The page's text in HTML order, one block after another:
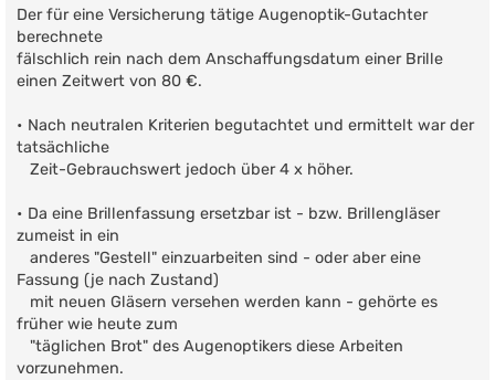
Der für eine Versicherung tätige Augenoptik-Gutachter
berechnete
fälschlich rein nach dem Anschaffungsdatum einer Brille
einen Zeitwert von 80 €.
• Nach neutralen Kriterien begutachtet und ermittelt war der
tatsächliche
Zeit-Gebrauchswert jedoch über 4 x höher.
• Da eine Brillenfassung ersetzbar ist - bzw. Brillengläser
zumeist in ein
anderes "Gestell" einzuarbeiten sind - oder aber eine
Fassung (je nach Zustand)
mit neuen Gläsern versehen werden kann - gehörte es
früher wie heute zum
"täglichen Brot" des Augenoptikers diese Arbeiten
vorzunehmen.